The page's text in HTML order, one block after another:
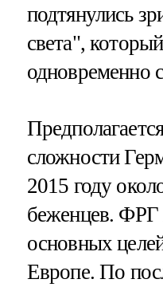
подтянулись
света",
одновременно
сложности
2015 году
беженцев. ФРГ
основных
Европе. По